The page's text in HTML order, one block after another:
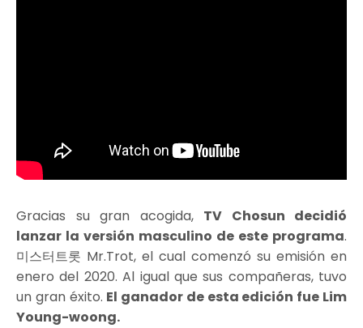
Gracias su gran acogida, TV Chosun decidió
lanzar la versión masculino de este programa.
미스터트롯 Mr.Trot, el cual comenzó su emisión en
enero del 2020. Al igual que sus compañeras, tuvo
un gran éxito. El ganador de esta edición fue Lim
Young-woong.